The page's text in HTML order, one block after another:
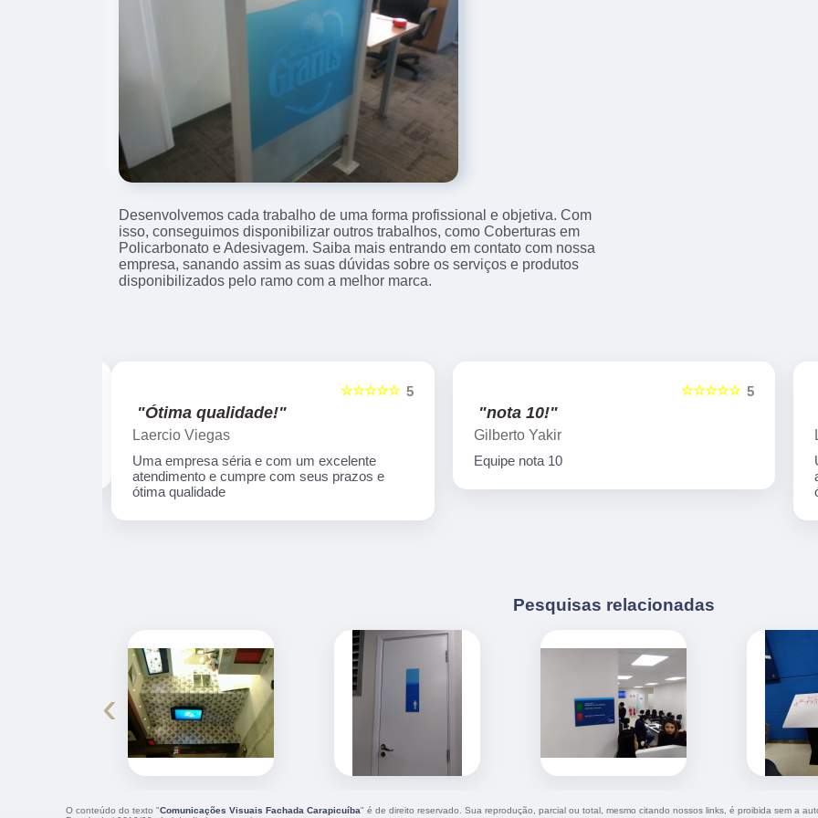
Desenvolvemos cada trabalho de uma forma profissional e objetiva. Com
isso, conseguimos disponibilizar outros trabalhos, como Coberturas em
Policarbonato e Adesivagem. Saiba mais entrando em contato com nossa
empresa, sanando assim as suas dúvidas sobre os serviços e produtos
disponibilizados pelo ramo com a melhor marca.
5
☆☆☆☆☆
"Ótima qualidade!"
Laercio Viegas
Uma empresa séria e com um excelente
atendimento e cumpre com seus prazos e
ótima qualidade
5
☆☆☆☆☆
"nota 10!"
Gilberto Yakir
Equipe nota 10
Pesquisas relacionadas
‹
O conteúdo do texto "Comunicações Visuais Fachada Carapicuíba" é de direito reservado. Sua reprodução, parcial ou total, mesmo citando nossos links, é proibida sem a